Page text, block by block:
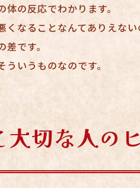
の反応でわかります。
なることなんてありえない
です。
いうものなのです。
切な人の